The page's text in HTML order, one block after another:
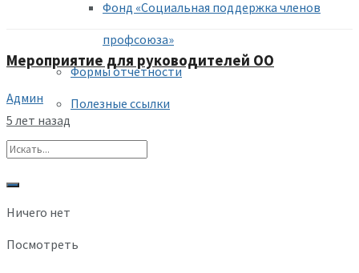
Фонд «Социальная поддержка членов
профсоюза»
Формы отчетности
Полезные ссылки
Ничего нет
Посмотреть
Мероприятие для руководителей ОО
Админ
5 лет назад